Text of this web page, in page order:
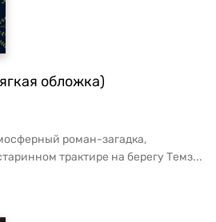
обложка)
роман-загадка,
трактире на берегу Темз...